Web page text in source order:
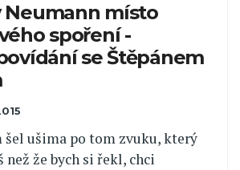
Neumann místo
spoření -
se Štěpánem
šel ušima po tom zvuku, který
než že bych si řekl, chci